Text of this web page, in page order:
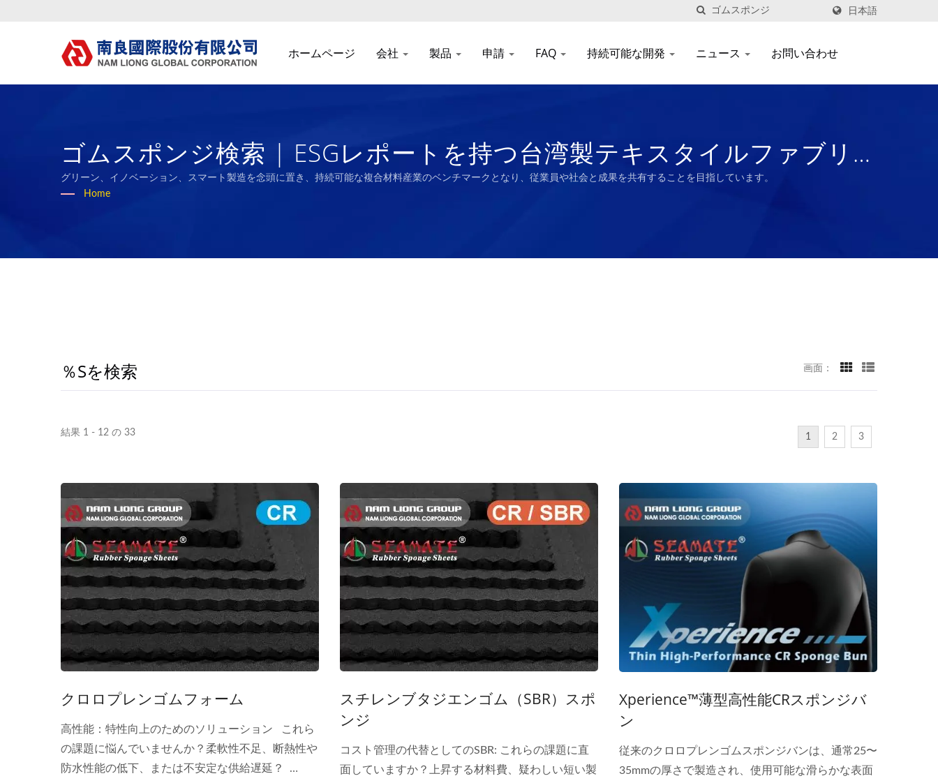
日本語
ホームページ 会社 製品 申請 FAQ 持続可能な開発 ニュース お問い合わせ
ゴムスポンジ検索 | ESGレポートを持つ台湾製テキスタイルファブリ
ックメーカー | Nam Liong
グリーン、イノベーション、スマート製造を念頭に置き、持続可能な複合材料産業のベンチマークとなり、従業員や社会と成果を共有することを目指しています。
Home
％sを検索 画面：
結果 1 - 12 の 33 1 2 3
クロロプレンゴムフォーム
高性能：特性向上のためのソリューション これら
の課題に悩んでいませんか？柔軟性不足、断熱性や
防水性能の低下、または不安定な供給遅延？
スチレンブタジエンゴム（SBR）スポ
ンジ
コスト管理の代替としてのSBR: これらの課題に直
面していますか？上昇する材料費、疑わしい短い製
Xperience™薄型高性能CRスポンジバ
ン
従来のクロロプレンゴムスポンジバンは、通常25〜
35mmの厚さで製造され、使用可能な滑らかな表面